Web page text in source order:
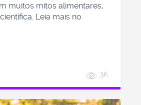
muitos mitos alimentares,
Leia mais no
3K